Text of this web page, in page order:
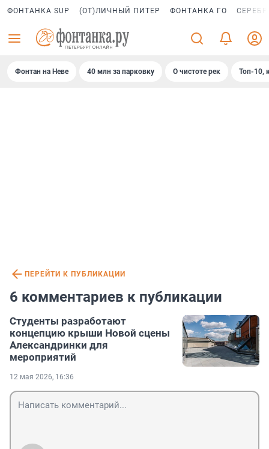
ФОНТАНКА SUP (ОТ)ЛИЧНЫЙ ПИТЕР ФОНТАНКА ГО
Фонтан на Неве 40 млн за парковку О чистоте рек Топ-10,
ПЕРЕЙТИ К ПУБЛИКАЦИИ
6 комментариев к публикации
Студенты разработают
концепцию крыши Новой сцены
Александринки для
мероприятий
12 мая 2026, 16:36